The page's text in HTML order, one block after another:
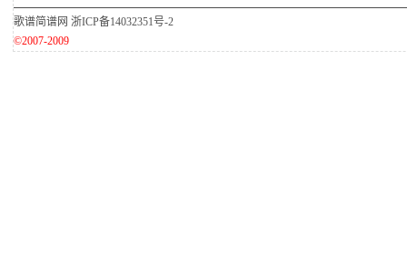
歌谱简谱网 浙ICP备14032351号-2
©2007-2009